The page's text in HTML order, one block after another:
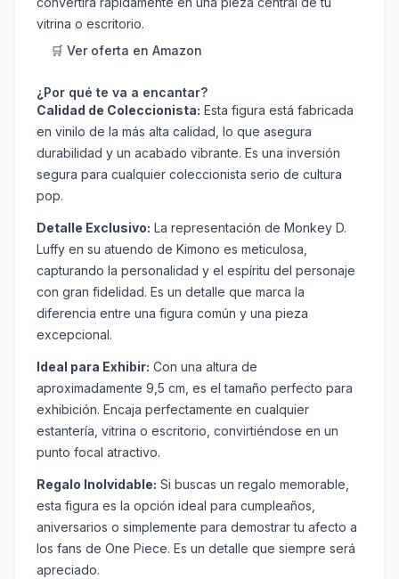
vitrina o escritorio.
🛒 Ver oferta en Amazon
¿Por qué te va a encantar?
Calidad de Coleccionista: Esta figura está fabricada
en vinilo de la más alta calidad, lo que asegura
durabilidad y un acabado vibrante. Es una inversión
segura para cualquier coleccionista serio de cultura
pop.
Detalle Exclusivo: La representación de Monkey D.
Luffy en su atuendo de Kimono es meticulosa,
capturando la personalidad y el espíritu del personaje
con gran fidelidad. Es un detalle que marca la
diferencia entre una figura común y una pieza
excepcional.
Ideal para Exhibir: Con una altura de
aproximadamente 9,5 cm, es el tamaño perfecto para
exhibición. Encaja perfectamente en cualquier
estantería, vitrina o escritorio, convirtiéndose en un
punto focal atractivo.
Regalo Inolvidable: Si buscas un regalo memorable,
esta figura es la opción ideal para cumpleaños,
aniversarios o simplemente para demostrar tu afecto a
los fans de One Piece. Es un detalle que siempre será
apreciado.